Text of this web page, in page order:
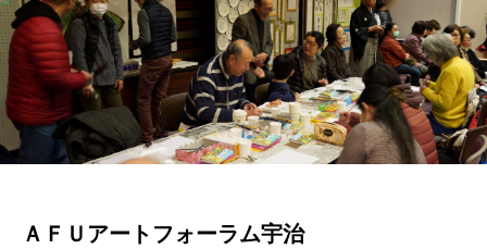
ＡＦＵアートフォーラム宇治